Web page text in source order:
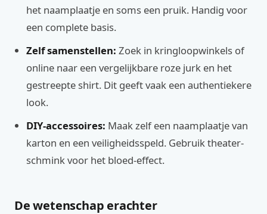
het naamplaatje en soms een pruik. Handig voor
een complete basis.
Zelf samenstellen: Zoek in kringloopwinkels of
online naar een vergelijkbare roze jurk en het
gestreepte shirt. Dit geeft vaak een authentiekere
look.
DIY-accessoires: Maak zelf een naamplaatje van
karton en een veiligheidsspeld. Gebruik theater-
schmink voor het bloed-effect.
De wetenschap erachter